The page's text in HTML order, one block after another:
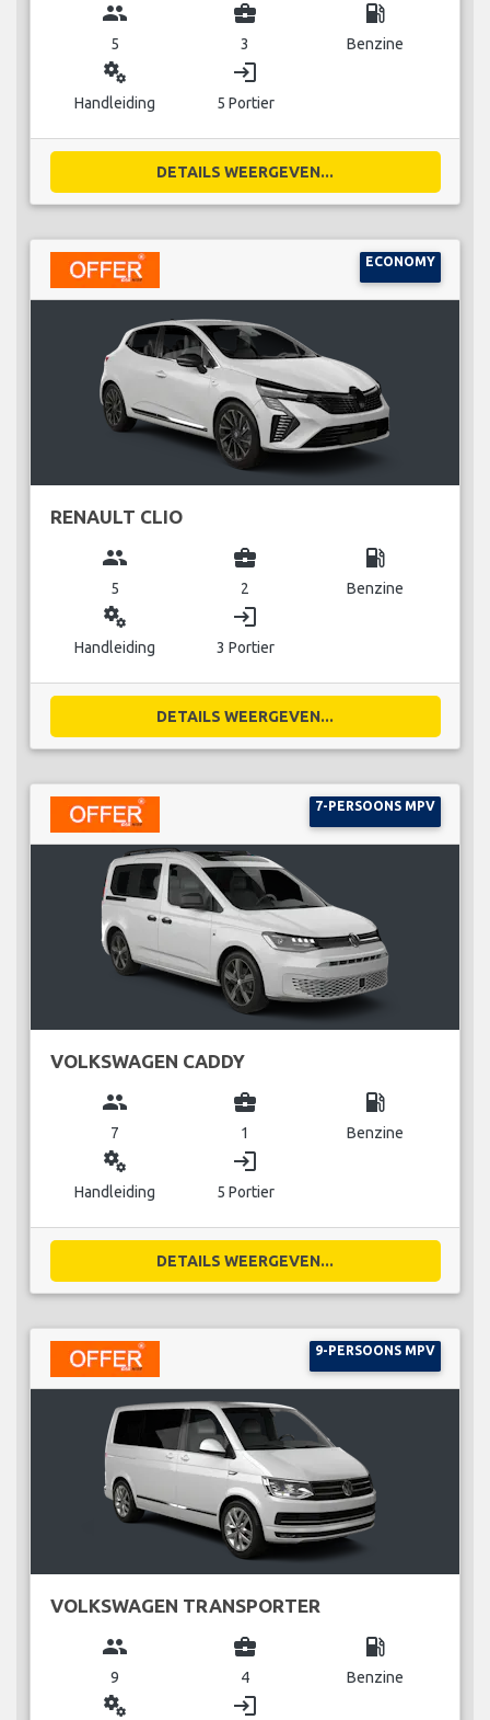
group
5
business_center
3
local_gas_station
Benzine
miscellaneous_services
Handleiding
login
5 Portier
DETAILS WEERGEVEN...
ECONOMY
RENAULT CLIO
group
5
business_center
2
local_gas_station
Benzine
miscellaneous_services
Handleiding
login
3 Portier
DETAILS WEERGEVEN...
7-PERSOONS MPV
VOLKSWAGEN CADDY
group
7
business_center
1
local_gas_station
Benzine
miscellaneous_services
Handleiding
login
5 Portier
DETAILS WEERGEVEN...
9-PERSOONS MPV
VOLKSWAGEN TRANSPORTER
group
9
business_center
4
local_gas_station
Benzine
miscellaneous_services login